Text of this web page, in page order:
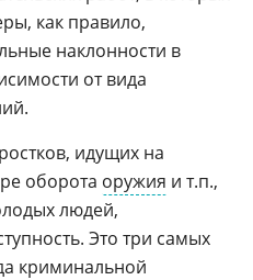
как правило,
наклонности в
от вида
идущих на
оборота оружия и т.п.,
людей,
Это три самых
криминальной